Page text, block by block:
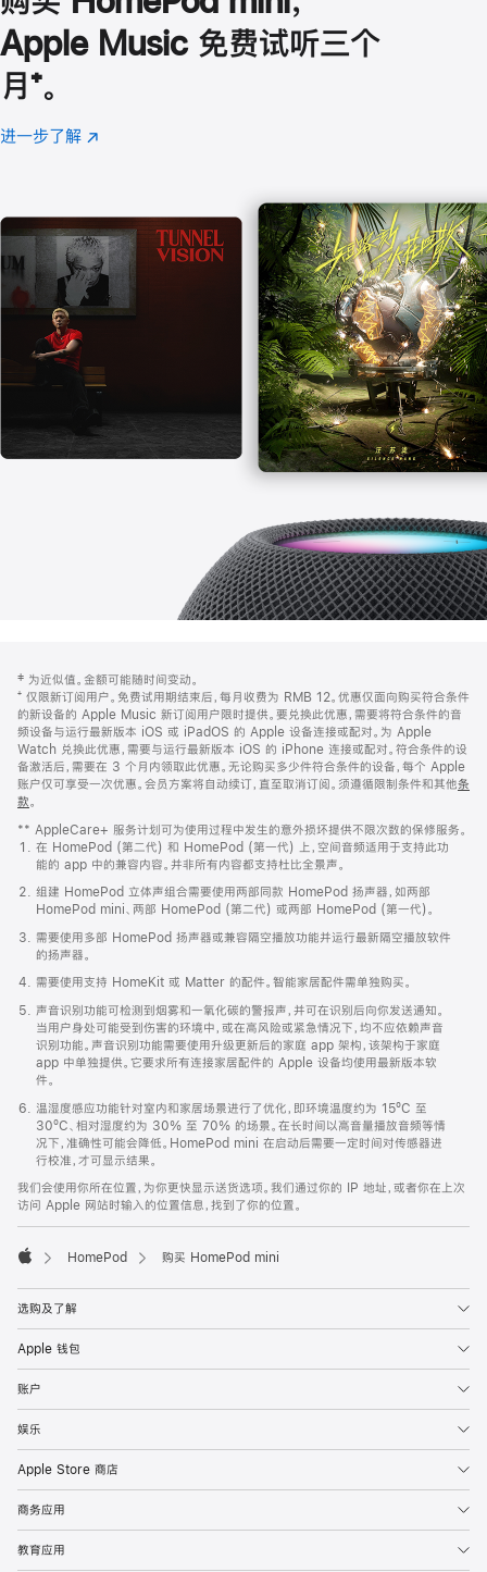
Apple Music 免费试听三个
月 脚
注
⁺。
进一步了解 Apple
(在
口
中
打
开)
页
页
脚
注
‡ 为近似值。金额可能随时间变动。
⁺ 仅限新订阅用户。免费试用期结束后，每月收费为 RMB 12。优惠仅面向购买符合条件
的新设备的 Apple Music 新订阅用户限时提供。要兑换此优惠，需要将符合条件的音
频设备与运行最新版本 iOS 或 iPadOS 的 Apple 设备连接或配对。为 Apple
Watch 兑换此优惠，需要与运行最新版本 iOS 的 iPhone 连接或配对。符合条件的设
备激活后，需要在 3 个月内领取此优惠。无论购买多少件符合条件的设备，每个 Apple
账户仅可享受一次优惠。会员方案将自动续订，直至取消订阅。须遵循限制条件和其他条
款。
窗
口
中
打
开)
** AppleCare+ 服务计划可为使用过程中发生的意外损坏提供不限次数的保修服务。
在 HomePod (第二代) 和 HomePod (第一代) 上，空间音频适用于支持此功
能的 app 中的兼容内容。并非所有内容都支持杜比全景声。
组建 HomePod 立体声组合需要使用两部同款 HomePod 扬声器，如两部
HomePod mini、两部 HomePod (第二代) 或两部 HomePod (第一代)。
需要使用多部 HomePod 扬声器或兼容隔空播放功能并运行最新隔空播放软件
的扬声器。
需要使用支持 HomeKit 或 Matter 的配件。智能家居配件需单独购买。
声音识别功能可检测到烟雾和一氧化碳的警报声，并可在识别后向你发送通知。
当用户身处可能受到伤害的环境中，或在高风险或紧急情况下，均不应依赖声音
识别功能。声音识别功能需要使用升级更新后的家庭 app 架构，该架构于家庭
app 中单独提供。它要求所有连接家居配件的 Apple 设备均使用最新版本软
件。
温湿度感应功能针对室内和家居场景进行了优化，即环境温度约为 15ºC 至
30ºC、相对湿度约为 30% 至 70% 的场景。在长时间以高音量播放音频等情
况下，准确性可能会降低。HomePod mini 在启动后需要一定时间对传感器进
行校准，才可显示结果。
我们会使用你所在位置，为你更快显示送货选项。我们通过你的 IP 地址，或者你在上次
访问 Apple 网站时输入的位置信息，找到了你的位置。
HomePod 购买 HomePod mini
选购及了解
Apple 钱包
账户
娱乐
Apple Store 商店
商务应用
教育应用